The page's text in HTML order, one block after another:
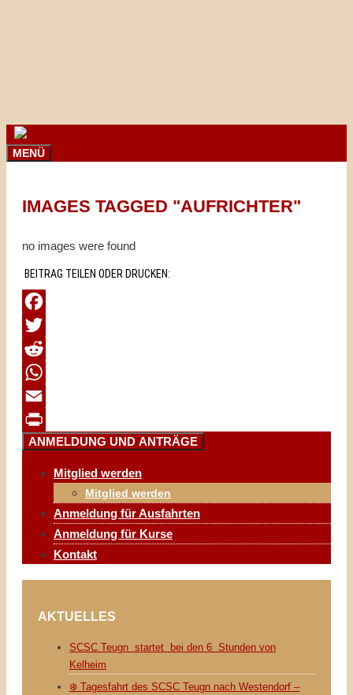
MENÜ
IMAGES TAGGED "AUFRICHTER"
no images were found
BEITRAG TEILEN ODER DRUCKEN:
Facebook
Twitter
Reddit
WhatsApp
Email
Print
ANMELDUNG UND ANTRÄGE
Mitglied werden
Mitglied werden
Anmeldung für Ausfahrten
Anmeldung für Kurse
Kontakt
AKTUELLES
SCSC Teugn startet bei den 6 Stunden von
Kelheim
❄️ Tagesfahrt des SCSC Teugn nach Westendorf –